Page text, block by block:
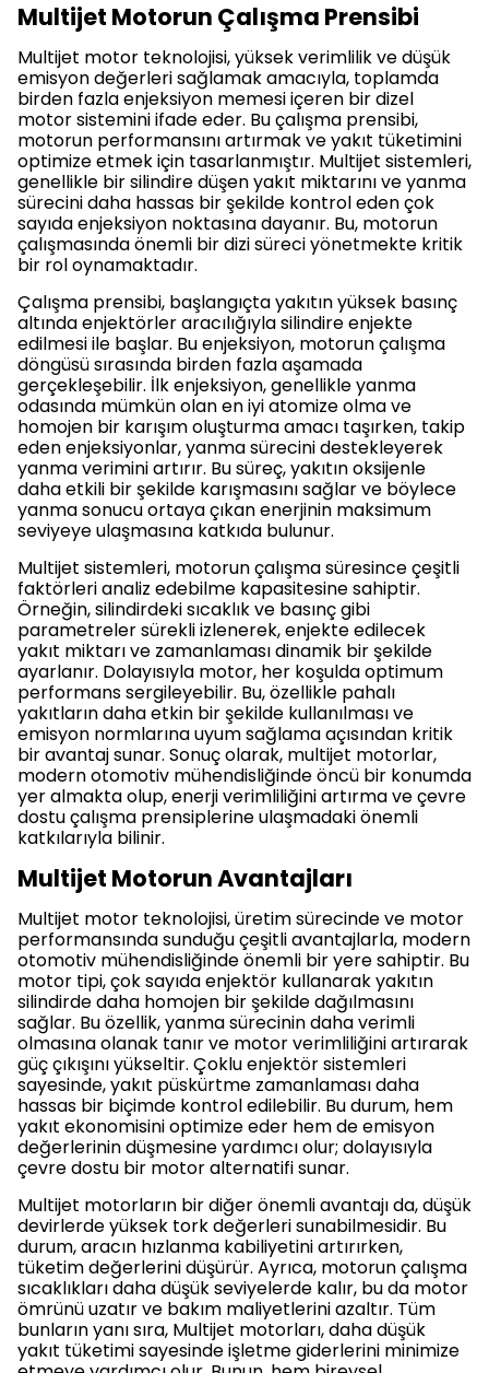
Multijet Motorun Çalışma Prensibi
Multijet motor teknolojisi, yüksek verimlilik ve düşük
emisyon değerleri sağlamak amacıyla, toplamda
birden fazla enjeksiyon memesi içeren bir dizel
motor sistemini ifade eder. Bu çalışma prensibi,
motorun performansını artırmak ve yakıt tüketimini
optimize etmek için tasarlanmıştır. Multijet sistemleri,
genellikle bir silindire düşen yakıt miktarını ve yanma
sürecini daha hassas bir şekilde kontrol eden çok
sayıda enjeksiyon noktasına dayanır. Bu, motorun
çalışmasında önemli bir dizi süreci yönetmekte kritik
bir rol oynamaktadır.
Çalışma prensibi, başlangıçta yakıtın yüksek basınç
altında enjektörler aracılığıyla silindire enjekte
edilmesi ile başlar. Bu enjeksiyon, motorun çalışma
döngüsü sırasında birden fazla aşamada
gerçekleşebilir. İlk enjeksiyon, genellikle yanma
odasında mümkün olan en iyi atomize olma ve
homojen bir karışım oluşturma amacı taşırken, takip
eden enjeksiyonlar, yanma sürecini destekleyerek
yanma verimini artırır. Bu süreç, yakıtın oksijenle
daha etkili bir şekilde karışmasını sağlar ve böylece
yanma sonucu ortaya çıkan enerjinin maksimum
seviyeye ulaşmasına katkıda bulunur.
Multijet sistemleri, motorun çalışma süresince çeşitli
faktörleri analiz edebilme kapasitesine sahiptir.
Örneğin, silindirdeki sıcaklık ve basınç gibi
parametreler sürekli izlenerek, enjekte edilecek
yakıt miktarı ve zamanlaması dinamik bir şekilde
ayarlanır. Dolayısıyla motor, her koşulda optimum
performans sergileyebilir. Bu, özellikle pahalı
yakıtların daha etkin bir şekilde kullanılması ve
emisyon normlarına uyum sağlama açısından kritik
bir avantaj sunar. Sonuç olarak, multijet motorlar,
modern otomotiv mühendisliğinde öncü bir konumda
yer almakta olup, enerji verimliliğini artırma ve çevre
dostu çalışma prensiplerine ulaşmadaki önemli
katkılarıyla bilinir.
Multijet Motorun Avantajları
Multijet motor teknolojisi, üretim sürecinde ve motor
performansında sunduğu çeşitli avantajlarla, modern
otomotiv mühendisliğinde önemli bir yere sahiptir. Bu
motor tipi, çok sayıda enjektör kullanarak yakıtın
silindirde daha homojen bir şekilde dağılmasını
sağlar. Bu özellik, yanma sürecinin daha verimli
olmasına olanak tanır ve motor verimliliğini artırarak
güç çıkışını yükseltir. Çoklu enjektör sistemleri
sayesinde, yakıt püskürtme zamanlaması daha
hassas bir biçimde kontrol edilebilir. Bu durum, hem
yakıt ekonomisini optimize eder hem de emisyon
değerlerinin düşmesine yardımcı olur; dolayısıyla
çevre dostu bir motor alternatifi sunar.
Multijet motorların bir diğer önemli avantajı da, düşük
devirlerde yüksek tork değerleri sunabilmesidir. Bu
durum, aracın hızlanma kabiliyetini artırırken,
tüketim değerlerini düşürür. Ayrıca, motorun çalışma
sıcaklıkları daha düşük seviyelerde kalır, bu da motor
ömrünü uzatır ve bakım maliyetlerini azaltır. Tüm
bunların yanı sıra, Multijet motorları, daha düşük
yakıt tüketimi sayesinde işletme giderlerini minimize